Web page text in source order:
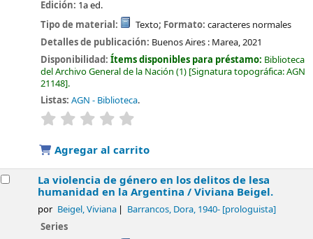
Edición: 1a ed.
Tipo de material:
Texto; Formato: caracteres normales
Detalles de publicación: Buenos Aires : Marea,2021
Disponibilidad:Ítems disponibles para préstamo: Biblioteca
del Archivo General de la Nación (1) Signatura topográfica:AGN
21148 .
Listas: AGN - Biblioteca.
valoración
Agregar al carrito
La violencia de género en los delitos de lesa
humanidad en la Argentina /Viviana Beigel.
por Beigel, Viviana Barrancos, Dora, 1940-[prologuista]
Series